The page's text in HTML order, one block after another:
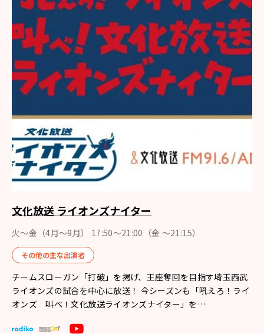
文化放送 ライオンズナイター
火～金（4月〜9月） 17:50～21:00（金 ～21:15）
その他の主な出演者
チームスローガン「打破」を掲げ、王座奪回を目指す埼玉西武
ライオンズの試合を中心に放送！ 今シーズンも「吼えろ！ライ
オンズ 叫べ！文化放送ライオンズナイター」を…